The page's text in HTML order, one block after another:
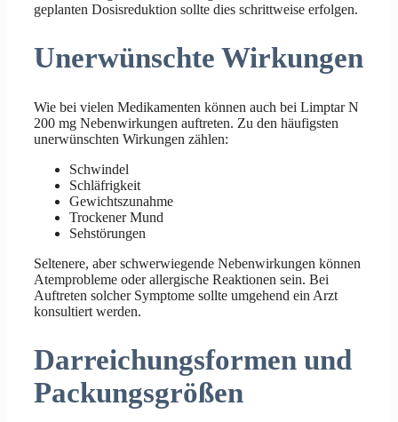
geplanten Dosisreduktion sollte dies schrittweise erfolgen.
Unerwünschte Wirkungen
Wie bei vielen Medikamenten können auch bei Limptar N
200 mg Nebenwirkungen auftreten. Zu den häufigsten
unerwünschten Wirkungen zählen:
Schwindel
Schläfrigkeit
Gewichtszunahme
Trockener Mund
Sehstörungen
Seltenere, aber schwerwiegende Nebenwirkungen können
Atemprobleme oder allergische Reaktionen sein. Bei
Auftreten solcher Symptome sollte umgehend ein Arzt
konsultiert werden.
Darreichungsformen und
Packungsgrößen